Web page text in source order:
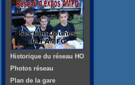
Historique du réseau HO
Photos réseau
Plan de la gare